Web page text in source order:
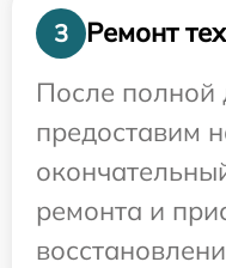
3
Ремонт
После полной
предоставим
ремонта и